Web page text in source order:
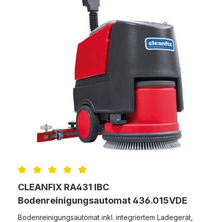
PPN 0,6, Saugfuß komplett 80cm MASCHINOX ist
offizieller Cleanfix Service- und Handelspartner
CLEANFIX RA431 IBC
Bodenreinigungsautomat 436.015VDE
Bodenreinigungsautomat inkl. integriertem Ladegerät,